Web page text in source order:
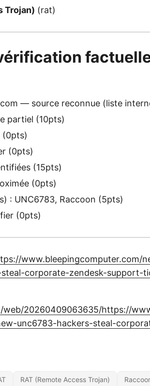
Trojan) (rat)
— source reconnue (liste
partiel (10pts)
(0pts)
(0pts)
(15pts)
(0pts)
: UNC6783, Raccoon (5pts)
(0pts)
www.bleepingcomputer.com/
corporate-zendesk-support-
20260409063635/https://
unc6783-hackers-steal-
RAT (Remote Access Trojan)